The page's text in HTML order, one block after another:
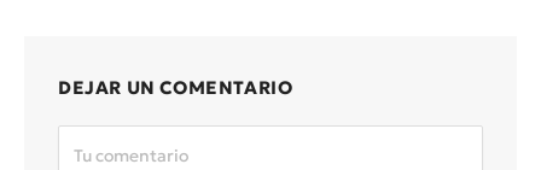
DEJAR UN COMENTARIO